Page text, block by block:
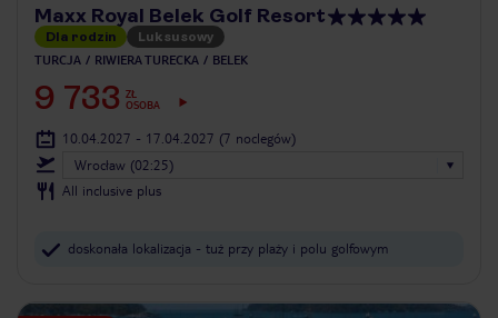
Maxx Royal Belek Golf Resort
Dla rodzin Luksusowy
TURCJA RIWIERA TURECKA BELEK
9 733 ZŁ
OSOBA
10.04.2027 - 17.04.2027 (7 noclegów)
Wrocław (02:25)
All inclusive plus
doskonała lokalizacja - tuż przy plaży i polu golfowym